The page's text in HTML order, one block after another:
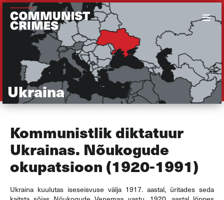
Ukraina
Kommunistlik diktatuur
Ukrainas. Nõukogude
okupatsioon (1920-1991)
Ukraina kuulutas iseseisvuse välja 1917. aastal, üritades seda